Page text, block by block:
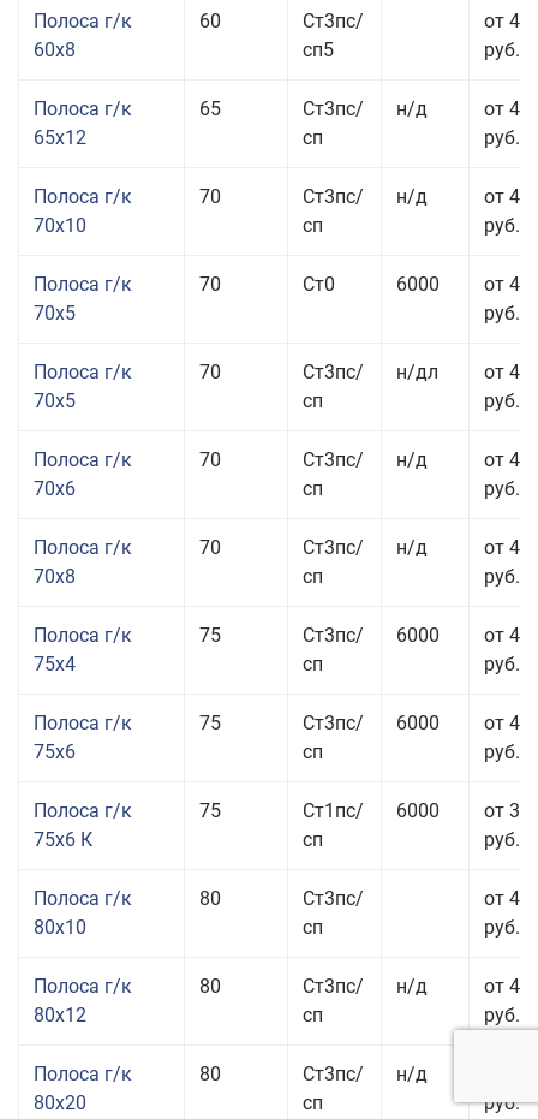
Полоса г/к
60x8
60
Ст3пс/
сп5
от 42
руб.
Полоса г/к
65x12
65
Ст3пс/
сп
н/д
от 42
руб.
Полоса г/к
70x10
70
Ст3пс/
сп
н/д
от 42
руб.
Полоса г/к
70x5
70 Ст0 6000
от 44
руб.
Полоса г/к
70x5
70
Ст3пс/
сп
н/дл
от 44
руб.
Полоса г/к
70x6
70
Ст3пс/
сп
н/д
от 43
руб.
Полоса г/к
70x8
70
Ст3пс/
сп
н/д
от 43
руб.
Полоса г/к
75x4
75
Ст3пс/
сп
6000
от 42
руб.
Полоса г/к
75x6
75
Ст3пс/
сп
6000
от 42
руб.
Полоса г/к
75x6 К
75
Ст1пс/
сп
6000
от 35
руб.
Полоса г/к
80x10
80
Ст3пс/
сп
от 43
руб.
Полоса г/к
80x12
80
Ст3пс/
сп
н/д
от 45
руб.
Полоса г/к
80x20
80
Ст3пс/
сп
н/д
руб.